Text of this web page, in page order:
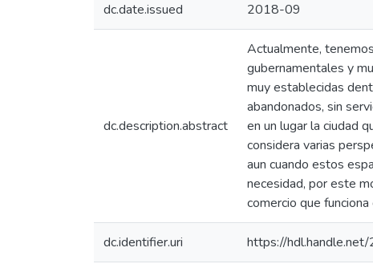
dc.date.issued 2018-09
dc.description.abstract
Actualmente,
gubernamentales y
muy establecidas
abandonados, sin
en un lugar la ciudad
considera varias
aun cuando estos
necesidad, por este
comercio que funciona
dc.identifier.uri https://